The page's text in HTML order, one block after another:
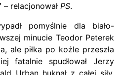
– relacjonował PS.
pomyślnie dla biało-
minucie Teodor Peterek
ale piłka po koźle przeszła
fatalnie spudłował Jerzy
Urban huknął z całej siły,